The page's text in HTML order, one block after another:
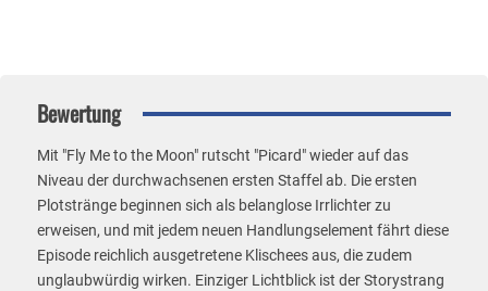
Bewertung
Mit "Fly Me to the Moon" rutscht "Picard" wieder auf das
Niveau der durchwachsenen ersten Staffel ab. Die ersten
Plotstränge beginnen sich als belanglose Irrlichter zu
erweisen, und mit jedem neuen Handlungselement fährt diese
Episode reichlich ausgetretene Klischees aus, die zudem
unglaubwürdig wirken. Einziger Lichtblick ist der Storystrang